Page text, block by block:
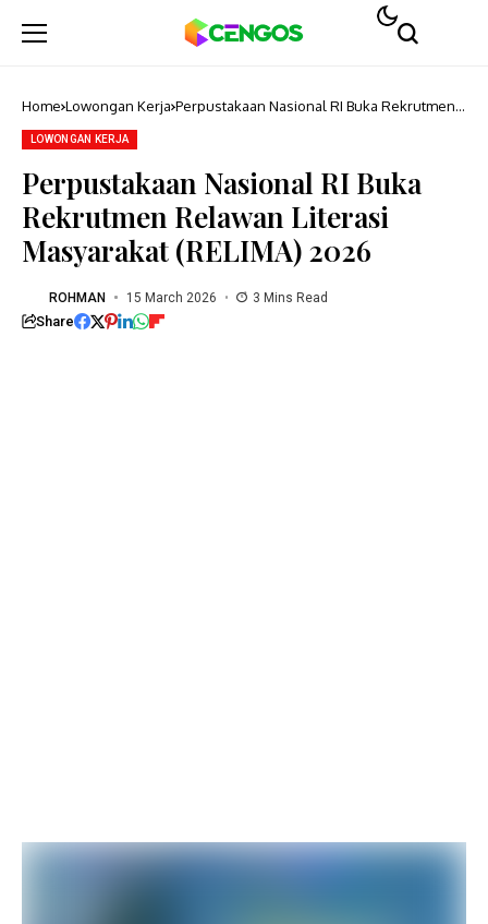
Home Lowongan Kerja Perpustakaan Nasional RI Buka Rekrutmen
LOWONGAN KERJA
Perpustakaan Nasional RI Buka
Rekrutmen Relawan Literasi
Masyarakat (RELIMA) 2026
ROHMAN 15 March 2026 3 Mins Read
Share